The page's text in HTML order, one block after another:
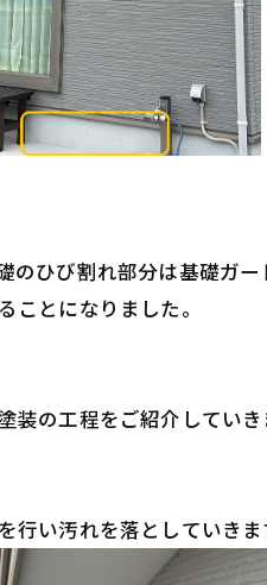
のひび割れ部分は基礎ガ
ことになりました。
装の工程をご紹介していき
行い汚れを落としていき